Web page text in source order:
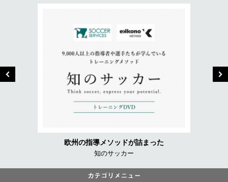
欧州の指導メソッドが詰まった
知のサッカー